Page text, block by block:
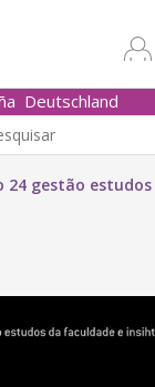
Deutschland
24 gestão